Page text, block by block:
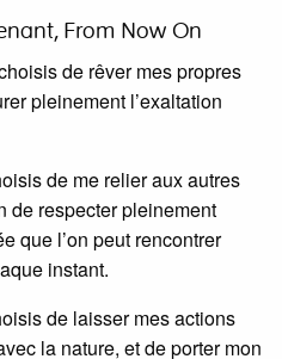
From Now On
de rêver mes propres
pleinement l’exaltation
de me relier aux autres
de respecter pleinement
que l’on peut rencontrer
instant.
de laisser mes actions
la nature, et de porter mon